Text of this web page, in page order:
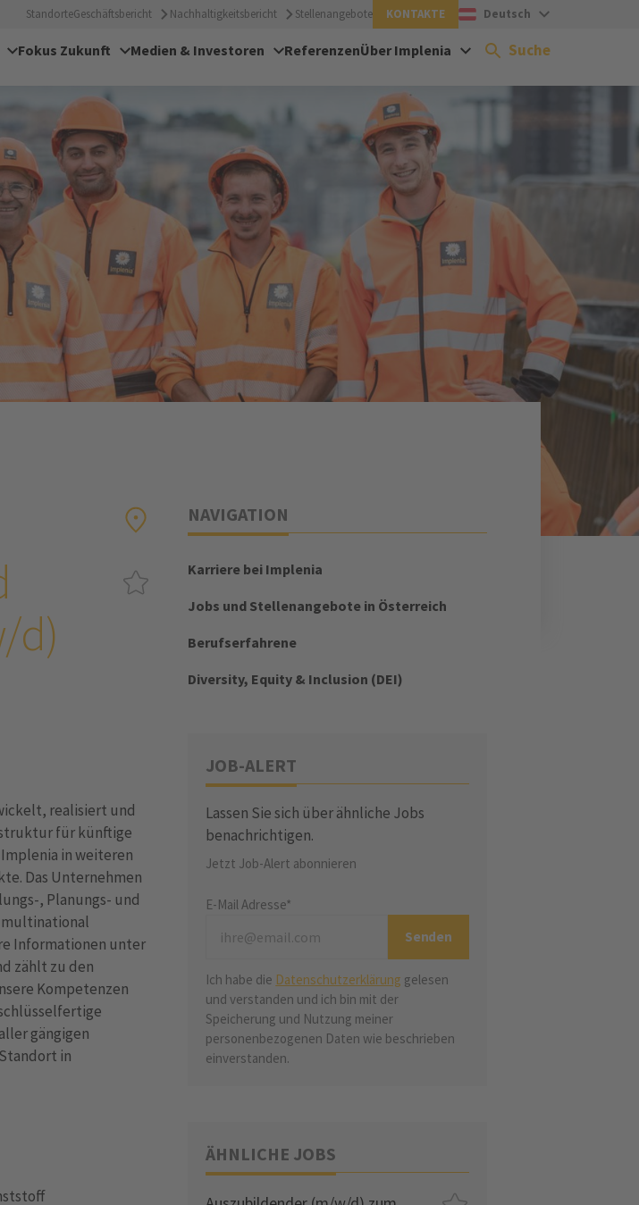
StandorteGeschäftsbericht Nachhaltigkeitsbericht Stellenangebote KONTAKTE Deutsch
Fokus Zukunft Medien & Investoren ReferenzenÜber Implenia Suche
d)
realisiert und
für künftige
in weiteren
Das Unternehmen
, Planungs- und
multinational
Informationen unter
zählt zu den
Kompetenzen
gängigen
in
NAVIGATION
Karriere bei Implenia
Jobs und Stellenangebote in Österreich
Berufserfahrene
Diversity, Equity & Inclusion (DEI)
JOB-ALERT
Lassen Sie sich über ähnliche Jobs
benachrichtigen.
Jetzt Job-Alert abonnieren
E-Mail Adresse*
Ich habe die Datenschutzerklärung gelesen
und verstanden und ich bin mit der
Speicherung und Nutzung meiner
personenbezogenen Daten wie beschrieben
einverstanden.
ÄHNLICHE JOBS